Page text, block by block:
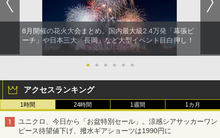
8月開催の花火大会まとめ。国内最大級2.4万発「幕張ビ
ーチ」や日本三大「長岡」など大型イベント目白押し！
● ● ● ● ● ●
アクセスランキング
1時間 24時間 1週間 1カ月
ユニクロ、今日から「お盆特別セール」。涼感シアサッカーワン
ピース待望値下げ、撥水ギアショーツは1990円に